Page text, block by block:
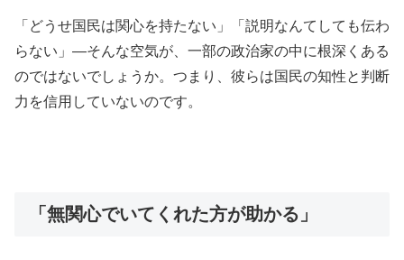
「どうせ国民は関心を持たない」「説明なんてしても伝わ
らない」—そんな空気が、一部の政治家の中に根深くある
のではないでしょうか。つまり、彼らは国民の知性と判断
力を信用していないのです。
「無関心でいてくれた方が助かる」